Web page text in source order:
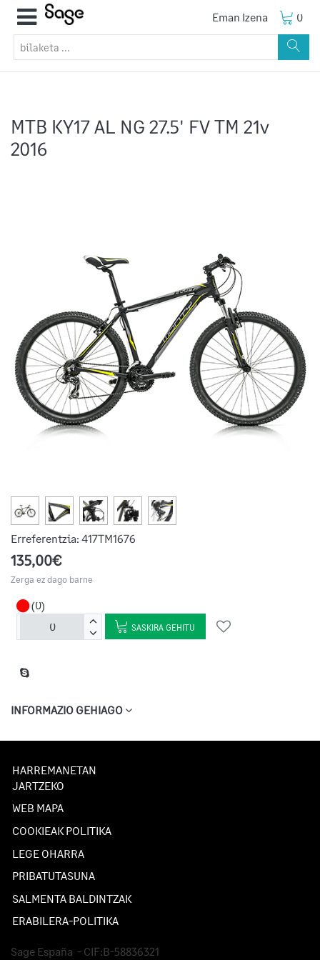
Eman Izena 0
MTB KY17 AL NG 27.5' FV TM 21v
2016
Erreferentzia: 417TM1676
135,00€
Zerga ez dago barne
(0)
SASKIRA GEHITU
INFORMAZIO GEHIAGO
HARREMANETAN
JARTZEKO
WEB MAPA
COOKIEAK POLITIKA
LEGE OHARRA
PRIBATUTASUNA
SALMENTA BALDINTZAK
ERABILERA-POLITIKA
Sage España - CIF:B-58836321